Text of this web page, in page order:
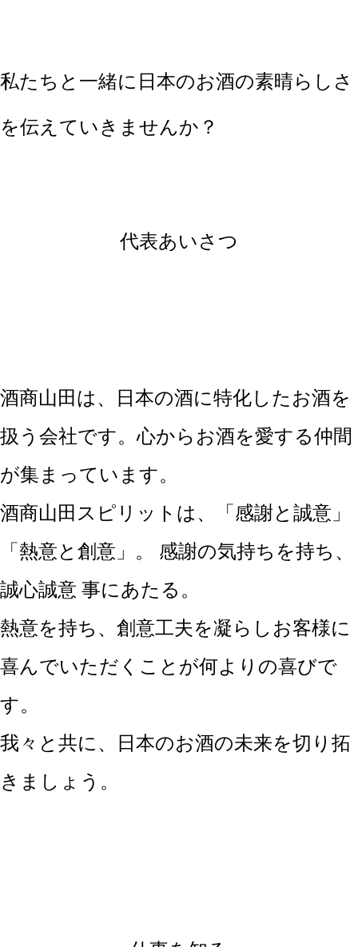
私たちと一緒に日本のお酒の素晴らしさ
を伝えていきませんか？
代表あいさつ
酒商山田は、日本の酒に特化したお酒を
扱う会社です。心からお酒を愛する仲間
が集まっています。
酒商山田スピリットは、「感謝と誠意」
「熱意と創意」。 感謝の気持ちを持ち、
誠心誠意 事にあたる。
熱意を持ち、創意工夫を凝らしお客様に
喜んでいただくことが何よりの喜びで
す。
我々と共に、日本のお酒の未来を切り拓
きましょう。